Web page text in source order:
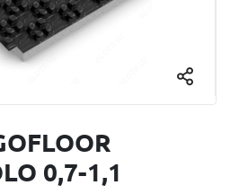
0,7-1,1